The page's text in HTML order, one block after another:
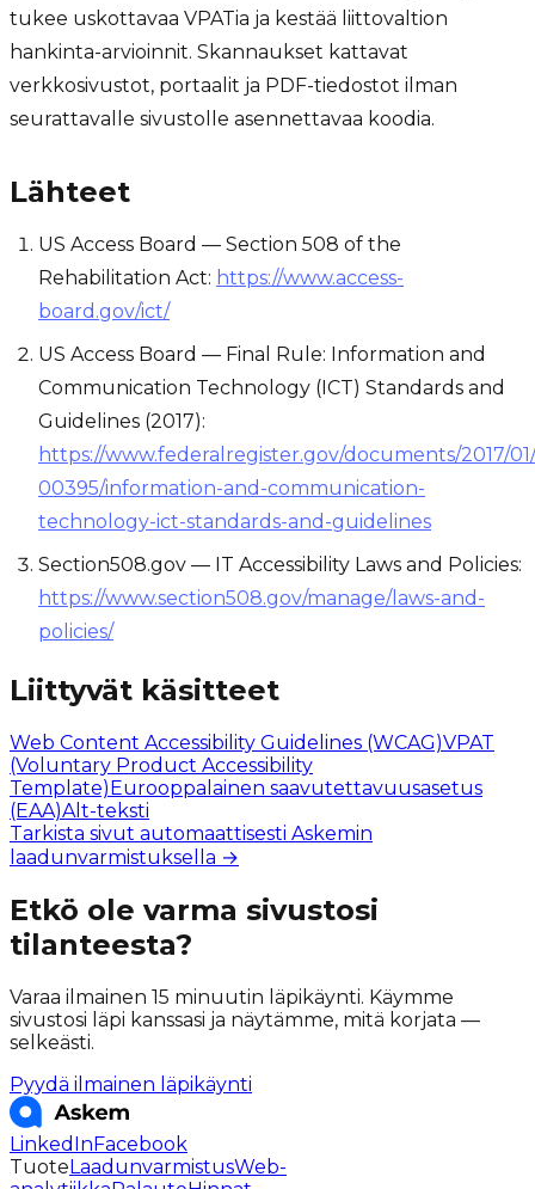
tukee uskottavaa VPATia ja kestää liittovaltion
hankinta-arvioinnit. Skannaukset kattavat
verkkosivustot, portaalit ja PDF-tiedostot ilman
seurattavalle sivustolle asennettavaa koodia.
Lähteet
US Access Board — Section 508 of the
Rehabilitation Act: https://www.access-
board.gov/ict/
US Access Board — Final Rule: Information and
Communication Technology (ICT) Standards and
Guidelines (2017):
https://www.federalregister.gov/documents/2017/01/
00395/information-and-communication-
technology-ict-standards-and-guidelines
Section508.gov — IT Accessibility Laws and Policies:
https://www.section508.gov/manage/laws-and-
policies/
Liittyvät käsitteet
Web Content Accessibility Guidelines (WCAG)VPAT
(Voluntary Product Accessibility
Template)Eurooppalainen saavutettavuusasetus
(EAA)Alt-teksti
Tarkista sivut automaattisesti Askemin
laadunvarmistuksella →
Etkö ole varma sivustosi
tilanteesta?
Varaa ilmainen 15 minuutin läpikäynti. Käymme
sivustosi läpi kanssasi ja näytämme, mitä korjata —
selkeästi.
Pyydä ilmainen läpikäynti
LinkedInFacebook
TuoteLaadunvarmistusWeb-